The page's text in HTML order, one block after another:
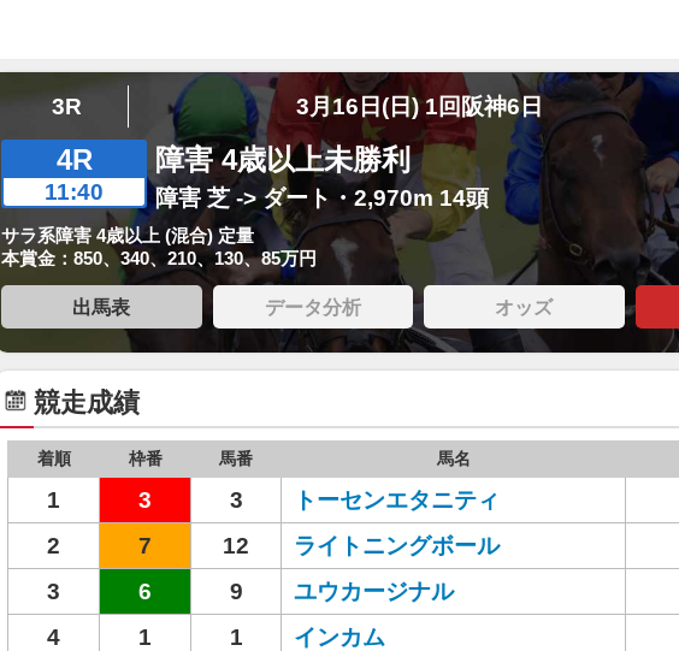
3R 3月16日(日) 1回阪神6日
4R
11:40
障害 4歳以上未勝利
障害 芝 -> ダート・2,970m 14頭
サラ系障害 4歳以上 (混合) 定量
本賞金：850、340、210、130、85万円
出馬表 データ分析 オッズ
競走成績
着順 枠番 馬番 馬名
1 3 3 トーセンエタニティ
2
7 12 ライトニングボール
3
6 9 ユウカージナル
4
1 1 インカム